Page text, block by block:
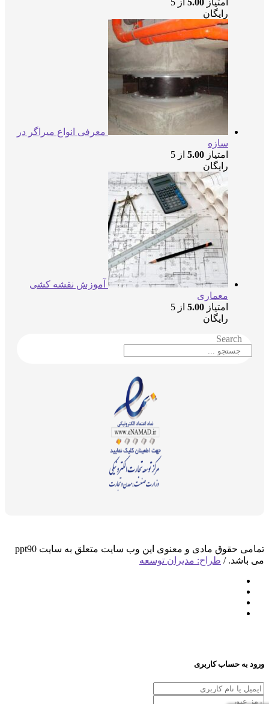
رایگان
معرفی انواع میراگر در
سازه
امتیاز 5.00 از 5
رایگان
آموزش نقشه کشی
معماری
امتیاز 5.00 از 5
رایگان
Search
تمامی حقوق مادی و معنوی این وب سایت متعلق به سایت ppt90
می باشد. / طراح: مدیران توسعه
ورود به حساب کاربری